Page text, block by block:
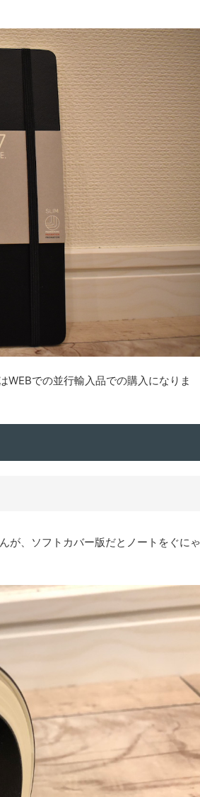
WEBでの並行輸入品での購入になりま
が、ソフトカバー版だとノートをぐにゃ